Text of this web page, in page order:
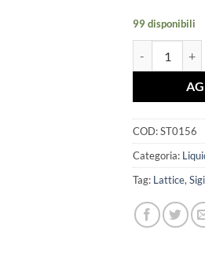
99 disponibili
COD:ST0156
Categoria:
Tag: Lattice,